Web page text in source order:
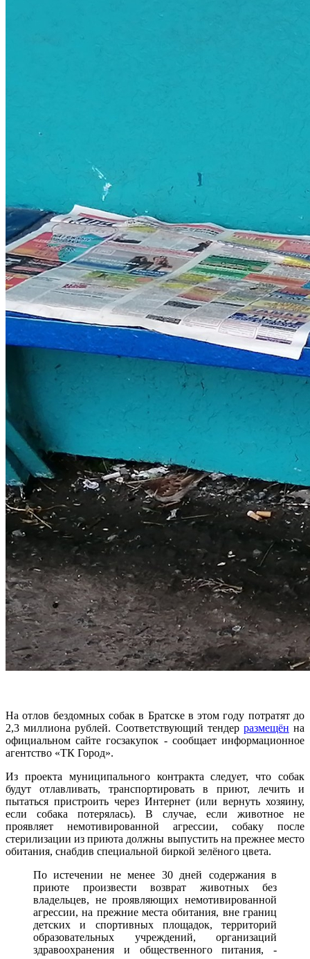
На отлов бездомных собак в Братске в этом году потратят до
2,3 миллиона рублей. Соответствующий тендер размещён на
официальном сайте госзакупок - сообщает информационное
агентство «ТК Город».
Из проекта муниципального контракта следует, что собак
будут отлавливать, транспортировать в приют, лечить и
пытаться пристроить через Интернет (или вернуть хозяину,
если собака потерялась). В случае, если животное не
проявляет немотивированной агрессии, собаку после
стерилизации из приюта должны выпустить на прежнее место
обитания, снабдив специальной биркой зелёного цвета.
По истечении не менее 30 дней содержания в
приюте произвести возврат животных без
владельцев, не проявляющих немотивированной
агрессии, на прежние места обитания, вне границ
детских и спортивных площадок, территорий
образовательных учреждений, организаций
здравоохранения и общественного питания, -